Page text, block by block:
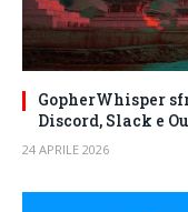
GopherWhisper
Discord, Slack e
24 APRILE 2026